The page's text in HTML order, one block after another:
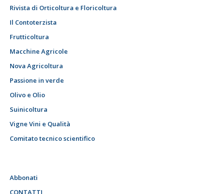
Rivista di Orticoltura e Floricoltura
Il Contoterzista
Frutticoltura
Macchine Agricole
Nova Agricoltura
Passione in verde
Olivo e Olio
Suinicoltura
Vigne Vini e Qualità
Comitato tecnico scientifico
Abbonati
CONTATTI